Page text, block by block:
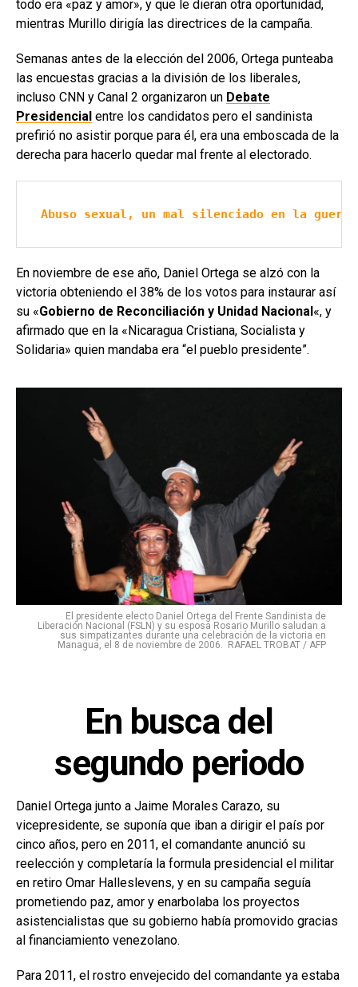
todo era «paz y amor», y que le dieran otra oportunidad,
mientras Murillo dirigía las directrices de la campaña.
Semanas antes de la elección del 2006, Ortega punteaba
las encuestas gracias a la división de los liberales,
incluso CNN y Canal 2 organizaron un Debate
Presidencial entre los candidatos pero el sandinista
prefirió no asistir porque para él, era una emboscada de la
derecha para hacerlo quedar mal frente al electorado.
Abuso sexual, un mal silenciado en la
En noviembre de ese año, Daniel Ortega se alzó con la
victoria obteniendo el 38% de los votos para instaurar así
su «Gobierno de Reconciliación y Unidad Nacional«, y
afirmado que en la «Nicaragua Cristiana, Socialista y
Solidaria» quien mandaba era “el pueblo presidente”.
El presidente electo Daniel Ortega del Frente Sandinista de
Liberación Nacional (FSLN) y su esposa Rosario Murillo saludan a
sus simpatizantes durante una celebración de la victoria en
Managua, el 8 de noviembre de 2006. RAFAEL TROBAT / AFP
En busca del
segundo periodo
Daniel Ortega junto a Jaime Morales Carazo, su
vicepresidente, se suponía que iban a dirigir el país por
cinco años, pero en 2011, el comandante anunció su
reelección y completaría la formula presidencial el militar
en retiro Omar Halleslevens, y en su campaña seguía
prometiendo paz, amor y enarbolaba los proyectos
asistencialistas que su gobierno había promovido gracias
al financiamiento venezolano.
Para 2011, el rostro envejecido del comandante ya estaba